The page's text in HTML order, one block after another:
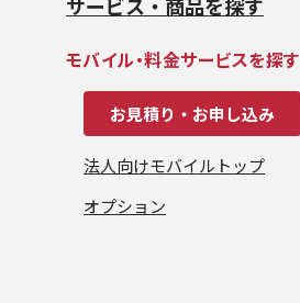
モバイル・料金サービスを探す
お見積り・お申し込み
法人向けモバイルトップ
オプション